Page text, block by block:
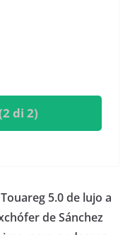
di 2)
5.0 de lujo a
de Sánchez